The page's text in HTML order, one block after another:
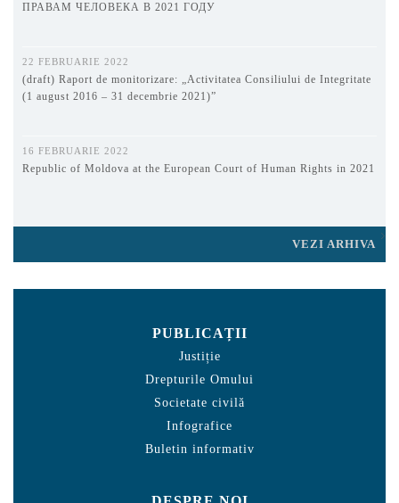
ПРАВАМ ЧЕЛОВЕКА В 2021 ГОДУ
22 FEBRUARIE 2022
(draft) Raport de monitorizare: „Activitatea Consiliului de Integritate
(1 august 2016 – 31 decembrie 2021)”
16 FEBRUARIE 2022
Republic of Moldova at the European Court of Human Rights in 2021
VEZI ARHIVA
PUBLICAȚII
Justiție
Drepturile Omului
Societate civilă
Infografice
Buletin informativ